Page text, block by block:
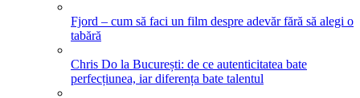
Fjord – cum să faci un film despre adevăr fără să alegi o
tabără
Chris Do la București: de ce autenticitatea bate
perfecțiunea, iar diferența bate talentul